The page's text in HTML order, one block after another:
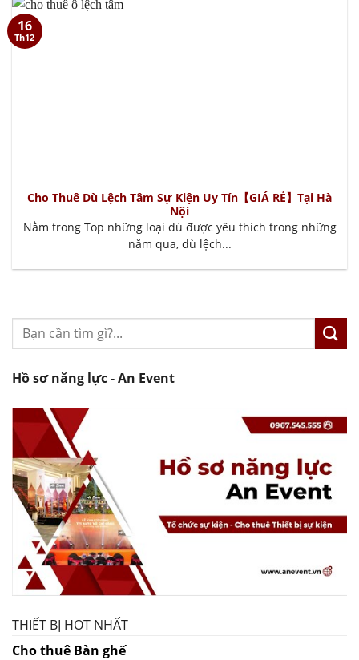
Cho Thuê Dù Lệch Tâm Sự Kiện Uy Tín【GIÁ RẺ】Tại Hà
Nội
Nằm trong Top những loại dù được yêu thích trong những
năm qua, dù lệch...
16
Th12
Hồ sơ năng lực - An Event
THIẾT BỊ HOT NHẤT
Cho thuê Bàn ghế